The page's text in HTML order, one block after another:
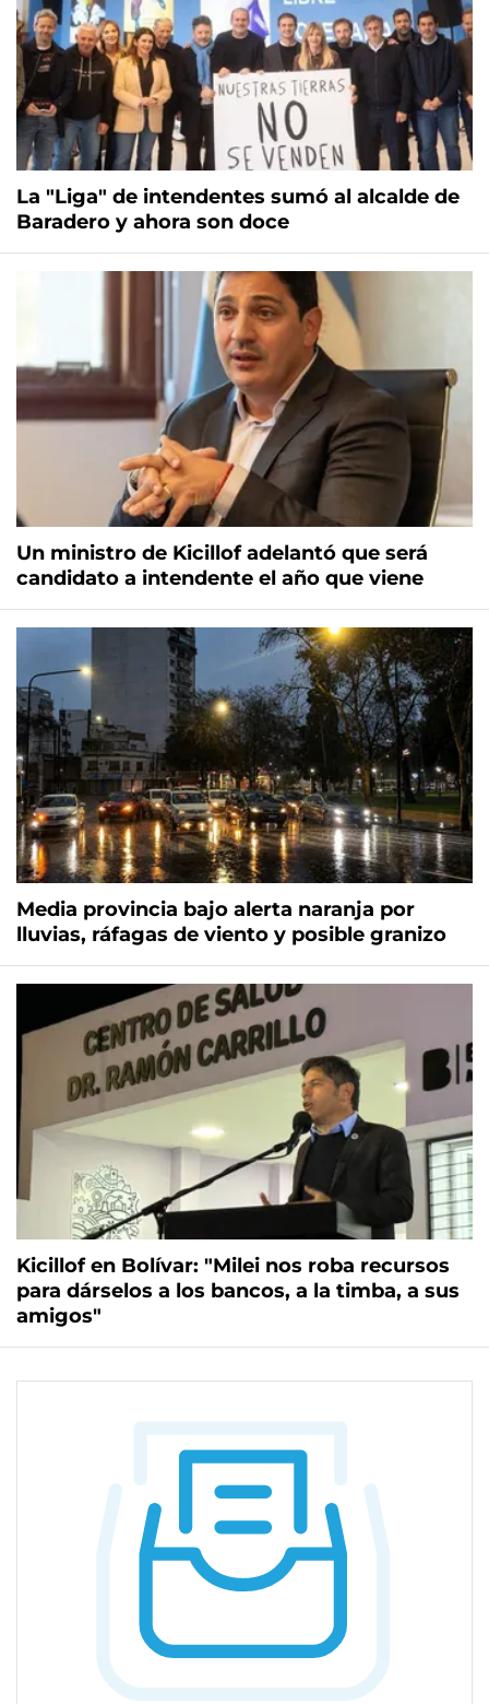
La "Liga" de intendentes sumó al alcalde de
Baradero y ahora son doce
Un ministro de Kicillof adelantó que será
candidato a intendente el año que viene
Media provincia bajo alerta naranja por
lluvias, ráfagas de viento y posible granizo
Kicillof en Bolívar: "Milei nos roba recursos
para dárselos a los bancos, a la timba, a sus
amigos"